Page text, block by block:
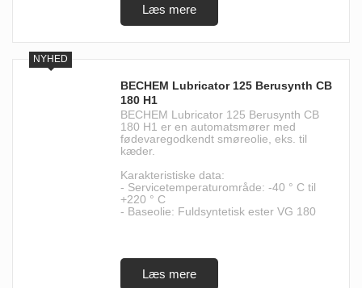
BECHEM Lubricator 125 Berusynth CB
180 H1
BECHEM Lubricator 125 Berusynth CB
180 H1 er en automatsmører med
fødevaregodkendt smøreolie, eks. til
kæder.
Karakteristiske data:
- Servicetemperaturområde: -40 ° C til
+220 ° C
- Baseolie: Fuldsyntetisk ester VG 180